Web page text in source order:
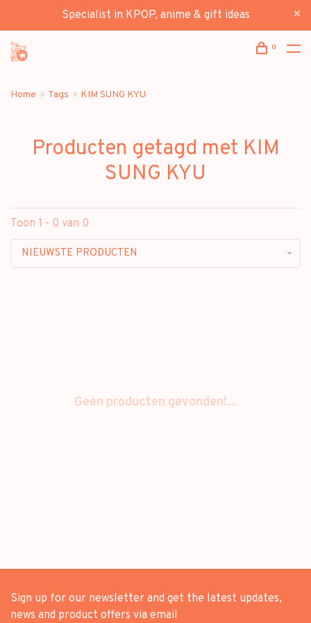
Specialist in KPOP, anime & gift ideas
0
Home Tags KIM SUNG KYU
Producten getagd met KIM
SUNG KYU
Toon 1 - 0 van 0
NIEUWSTE PRODUCTEN
Geen producten gevonden!...
Sign up for our newsletter and get the latest updates,
news and product offers via email